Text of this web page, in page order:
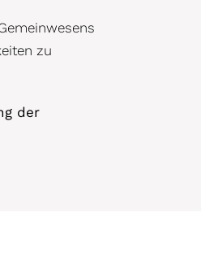
zu
der